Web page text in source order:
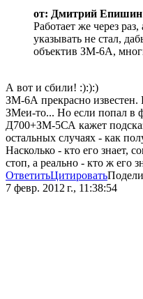
от: Дмитрий Епишин
Работает же через
указывать не стал,
объектив ЗМ-6А,
А вот и сбили! :):):)
ЗМ-6А прекрасно известен.
ЗМеи-то... Но если попал в
Д700+ЗМ-5СА кажет
остальных случаях - как
Насколько - кто его знает,
стоп, а реально - кто ж его
ОтветитьЦитировать
7 февр. 2012 г., 11:38:54